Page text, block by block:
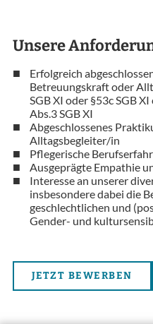
Unsere
Erfolgreich
Betreuungskraft oder
SGB XI oder §53c SGB
Abs.3 SGB XI
Abgeschlossenes
Alltagsbegleiter/in
Pflegerische
Ausgeprägte Empathie
Interesse an unserer
insbesondere dabei die
geschlechtlichen und
Gender- und
JETZT BEWERBEN